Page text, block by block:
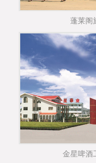
蓬莱阁
金星啤酒